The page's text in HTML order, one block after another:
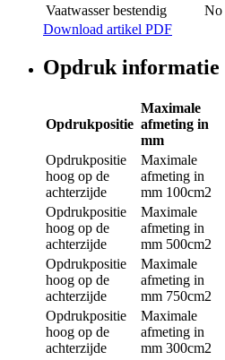
Vaatwasser bestendig
No
Download artikel PDF
Opdruk informatie
Opdrukpositie
Maximale
afmeting in
mm
Opdrukpositie
hoog op de
achterzijde
Maximale
afmeting in
mm 100cm2
Opdrukpositie
hoog op de
achterzijde
Maximale
afmeting in
mm 500cm2
Opdrukpositie
hoog op de
achterzijde
Maximale
afmeting in
mm 750cm2
Opdrukpositie
hoog op de
achterzijde
Maximale
afmeting in
mm 300cm2